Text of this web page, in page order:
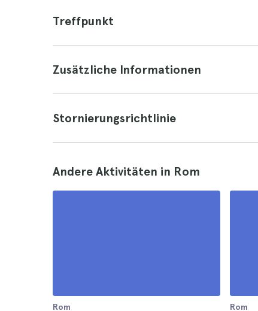
Treffpunkt
Zusätzliche Informationen
Stornierungsrichtlinie
Andere Aktivitäten in Rom
Rom Rom